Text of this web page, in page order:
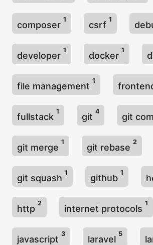
composer
1
csrf
1
developer
1
docker
1
file management
1
fullstack
1
git
4
git
git merge
1
git rebase
2
git squash
1
github
1
http
2
internet protocols
1
javascript
3
laravel
5